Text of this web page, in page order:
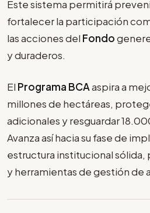
Este sistema permitirá
fortalecer la participación
las acciones del Fondo
y duraderos.
El Programa BCAaspira a
millones de hectáreas,
adicionales y resguardar
Avanza así hacia su fase de
estructura institucional
y herramientas de gestión de